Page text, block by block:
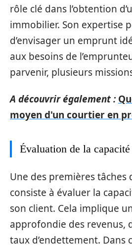
rôle clé dans l’obtention
immobilier. Son expertise
d’envisager un emprunt
aux besoins de
parvenir, plusieurs
A découvrir également :
moyen d'un courtier en
Évaluation de la capacité
Une des premières tâches
consiste à évaluer la
son client. Cela implique
approfondie des revenus,
taux d’endettement. Dans